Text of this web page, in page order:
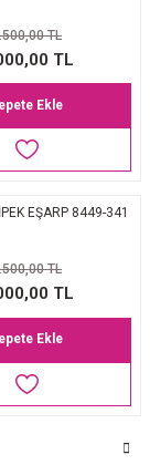
TL
TL
Ekle
EŞARP 8449-341
TL
TL
Ekle